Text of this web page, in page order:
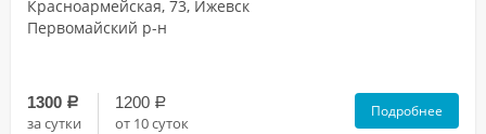
Красноармейская, 73, Ижевск
Первомайский р-н
1300 a
за сутки
1200 a
от 10 суток
Подробнее